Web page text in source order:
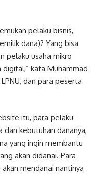
pelaku bisnis,
dana)? Yang bisa
pelaku usaha mikro
kata Muhammad
dan para peserta
itu, para pelaku
dan kebutuhan dananya,
yang ingin membantu
akan didanai. Para
mendanai nantinya